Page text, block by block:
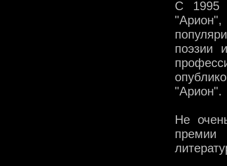
С 1995
поэзии
"Арион".
Не